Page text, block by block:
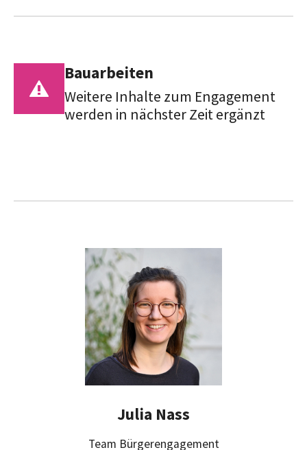
Bauarbeiten
Weitere Inhalte zum Engagement
werden in nächster Zeit ergänzt
Julia Nass
Team Bürgerengagement